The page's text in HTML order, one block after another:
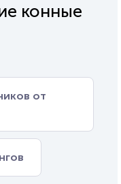
конные
от